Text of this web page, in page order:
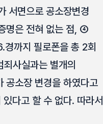
서면으로 공소장변경
명은 전혀 없는 점, ④
까지 필로폰을 총 2회
사실과는 별개의
공소장 변경을 하였다고
다고 할 수 없다. 따라서